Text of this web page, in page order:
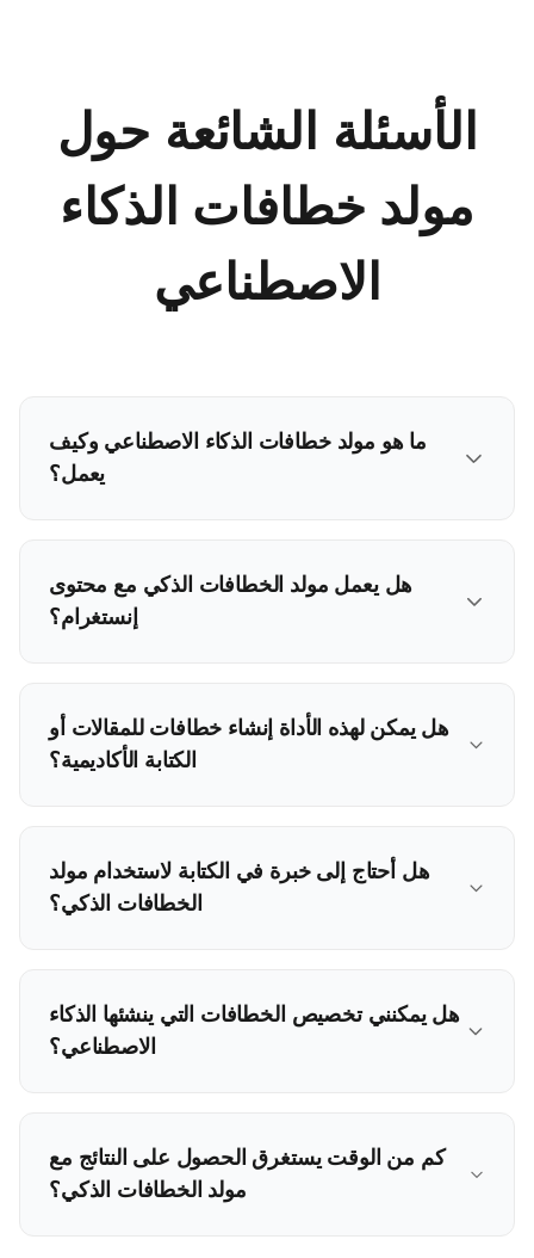
الأسئلة الشائعة حول
مولد خطافات الذكاء
الاصطناعي
ما هو مولد خطافات الذكاء الاصطناعي وكيف
يعمل؟
هل يعمل مولد الخطافات الذكي مع محتوى
إنستغرام؟
هل يمكن لهذه الأداة إنشاء خطافات للمقالات أو
الكتابة الأكاديمية؟
هل أحتاج إلى خبرة في الكتابة لاستخدام مولد
الخطافات الذكي؟
هل يمكنني تخصيص الخطافات التي ينشئها الذكاء
الاصطناعي؟
كم من الوقت يستغرق الحصول على النتائج مع
مولد الخطافات الذكي؟